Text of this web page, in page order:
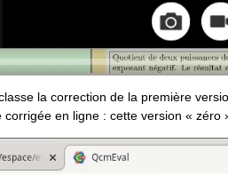
la correction de la première
en ligne : cette version «